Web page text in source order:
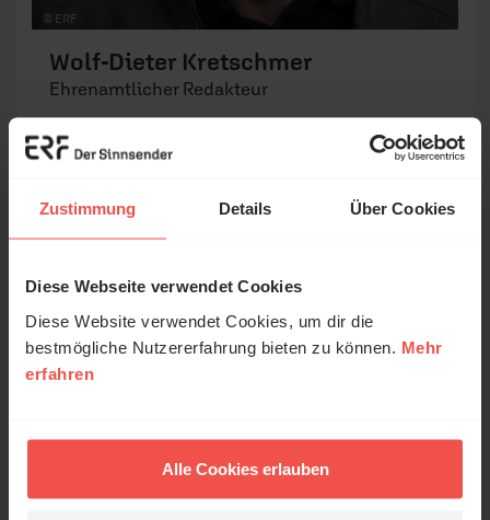
Zustimmung Details Über Cookies
Diese Webseite verwendet Cookies
Diese Website verwendet Cookies, um dir die
bestmögliche Nutzererfahrung bieten zu können. Mehr
erfahren
Alle Cookies erlauben
© ERF
Wolf-Dieter Kretschmer
Ehrenamtlicher Redakteur